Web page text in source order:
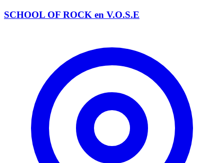
SCHOOL OF ROCK en V.O.S.E